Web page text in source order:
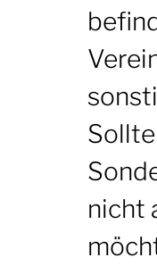
nicht